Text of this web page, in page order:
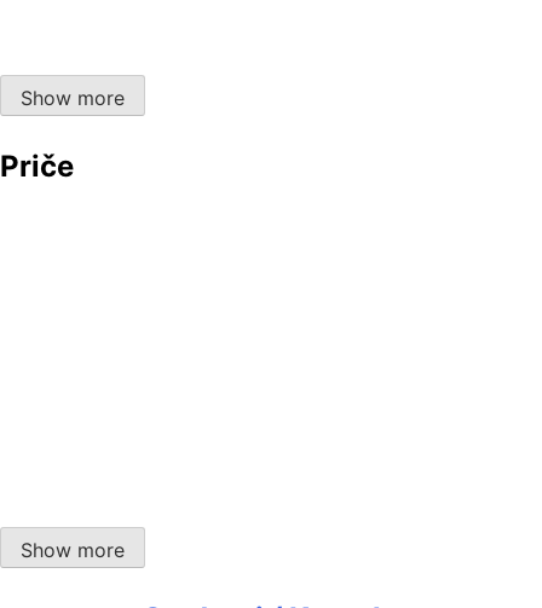
Svemirski vremenski stroj”
Nepristojno dobar album, Grim Burns – “Majesty”
Show more
Priče
Božini golubovi
Show more